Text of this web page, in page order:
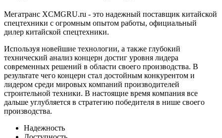
Мегатранс XCMGRU.ru - это надежный поставщик китайской
спецтехники с огромным опытом работы, официальный
дилер китайской спецтехники.
Используя новейшие технологии, а также глубокий
технический анализ концерн достиг уровня лидера
современных решений в области своего производства. В
результате чего концерн стал достойным конкурентом и
лидером среди мировых компаний производителей
строительной техники. В настоящие время компания все
дальше углубляется в стратегию победителя в нише своего
производства.
Надежность